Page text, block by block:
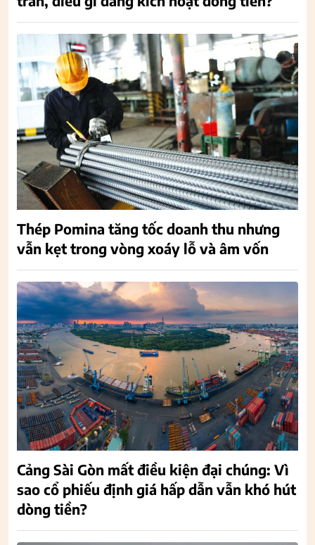
Thép Pomina tăng tốc doanh thu nhưng
vẫn kẹt trong vòng xoáy lỗ và âm vốn
Cảng Sài Gòn mất điều kiện đại chúng: Vì
sao cổ phiếu định giá hấp dẫn vẫn khó hút
dòng tiền?